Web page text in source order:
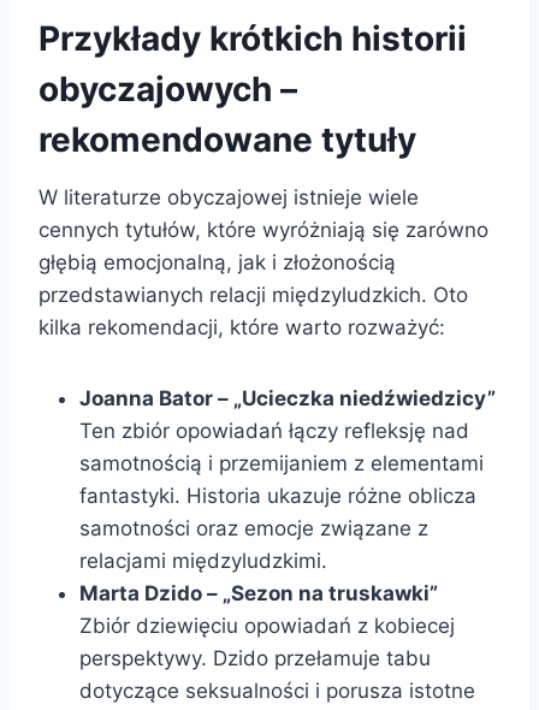
Przykłady krótkich historii
obyczajowych –
rekomendowane tytuły
W literaturze obyczajowej istnieje wiele
cennych tytułów, które wyróżniają się zarówno
głębią emocjonalną, jak i złożonością
przedstawianych relacji międzyludzkich. Oto
kilka rekomendacji, które warto rozważyć:
Joanna Bator – „Ucieczka niedźwiedzicy”
Ten zbiór opowiadań łączy refleksję nad
samotnością i przemijaniem z elementami
fantastyki. Historia ukazuje różne oblicza
samotności oraz emocje związane z
relacjami międzyludzkimi.
Marta Dzido – „Sezon na truskawki”
Zbiór dziewięciu opowiadań z kobiecej
perspektywy. Dzido przełamuje tabu
dotyczące seksualności i porusza istotne